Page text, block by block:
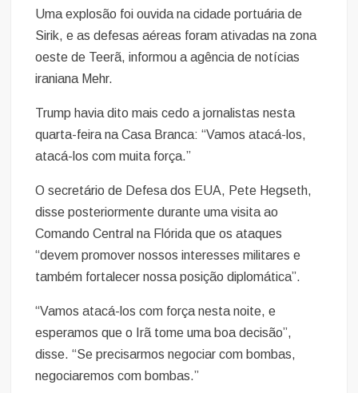
Uma explosão foi ouvida na cidade portuária de
Sirik, e as defesas aéreas foram ativadas na zona
oeste de Teerã, informou a agência de notícias
iraniana Mehr.
Trump havia dito mais cedo a jornalistas nesta
quarta-feira na Casa Branca: “Vamos atacá-los,
atacá-los com muita força.”
O secretário de Defesa dos EUA, Pete Hegseth,
disse posteriormente durante uma visita ao
Comando Central na Flórida que os ataques
“devem promover nossos interesses militares e
também fortalecer nossa posição diplomática”.
“Vamos atacá-los com força nesta noite, e
esperamos que o Irã tome uma boa decisão”,
disse. “Se precisarmos negociar com bombas,
negociaremos com bombas.”